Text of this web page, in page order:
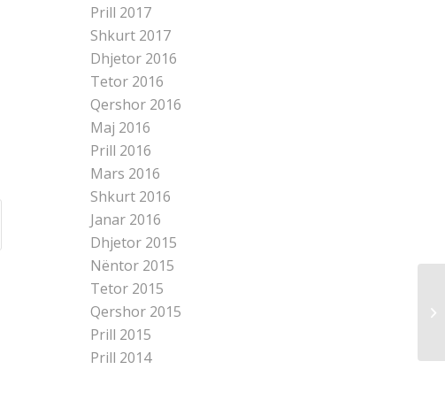
Prill 2017
Shkurt 2017
Dhjetor 2016
Tetor 2016
Qershor 2016
Maj 2016
Prill 2016
Mars 2016
Shkurt 2016
Janar 2016
Dhjetor 2015
Nëntor 2015
Tetor 2015
Qershor 2015
Prill 2015
Prill 2014